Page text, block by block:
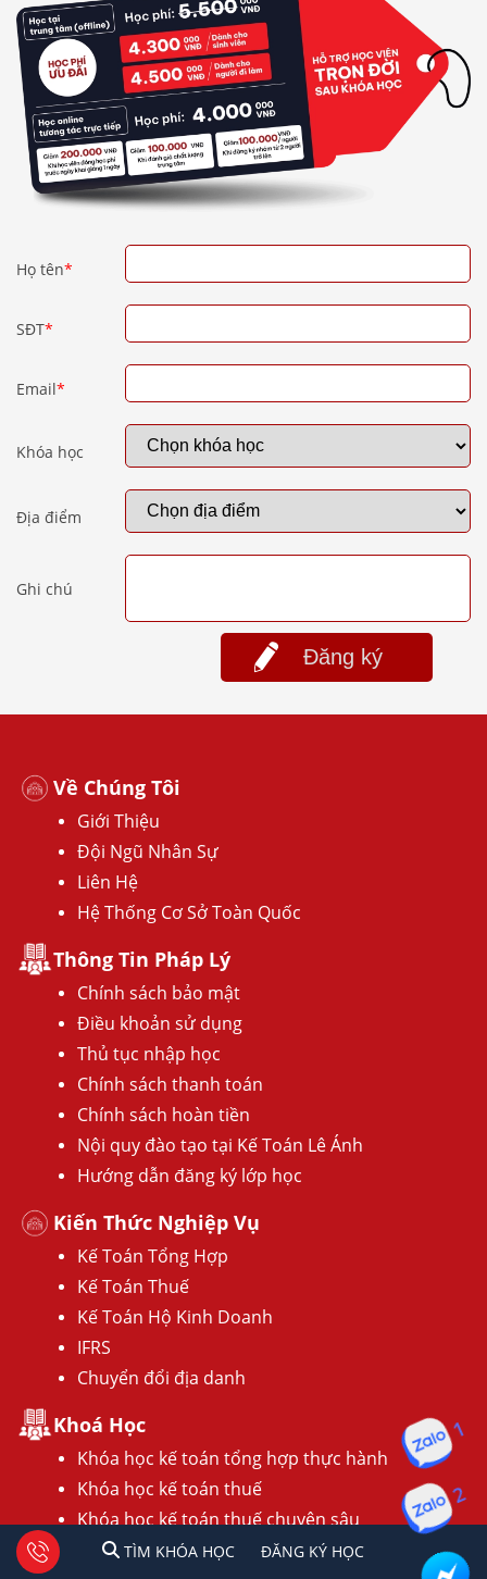
Họ tên*
SĐT*
Email*
Khóa học
Địa điểm
Ghi chú
Đăng ký
Về Chúng Tôi
Giới Thiệu
Đội Ngũ Nhân Sự
Liên Hệ
Hệ Thống Cơ Sở Toàn Quốc
Thông Tin Pháp Lý
Chính sách bảo mật
Điều khoản sử dụng
Thủ tục nhập học
Chính sách thanh toán
Chính sách hoàn tiền
Nội quy đào tạo tại Kế Toán Lê Ánh
Hướng dẫn đăng ký lớp học
Kiến Thức Nghiệp Vụ
Kế Toán Tổng Hợp
Kế Toán Thuế
Kế Toán Hộ Kinh Doanh
IFRS
Chuyển đổi địa danh
Khoá Học
Khóa học kế toán tổng hợp thực hành
Khóa học kế toán thuế
Khóa học kế toán thuế chuyên sâu
Khóa học phân tích báo cáo tài chính doanh
TÌM KHÓA HỌC ĐĂNG KÍ HỌC
1 2 Tư vấn facebook
TÌM KHÓA HỌC ĐĂNG KÝ HỌC
1
2